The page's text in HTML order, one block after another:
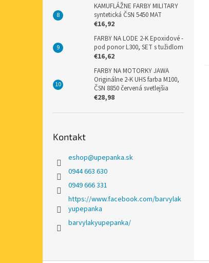
KAMUFLÁŽNE FARBY MILITARY
syntetická ČSN 5450 MAT
€16,92
FARBY NA LODE 2-K Epoxidové -
pod ponor L300, SET s tužidlom
€16,62
FARBY NA MOTORKY JAWA
Originálne 2-K UHS farba M100,
ČSN 8850 červená svetlejšia
€28,98
Kontakt
eshop@upepanka.sk
0944 663 630
0949 666 331
https://www.facebook.com/barvylak
yupepanka
barvylakyupepanka/